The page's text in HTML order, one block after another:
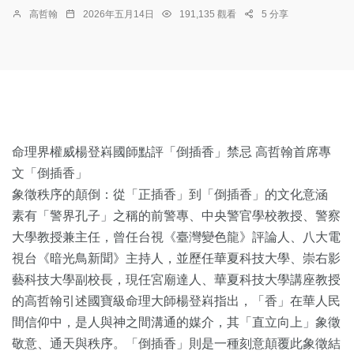
高哲翰 2026年五月14日 191,135 觀看 5 分享
命理界權威楊登嵙國師點評「倒插香」禁忌 高哲翰首席專
文「倒插香」
象徵秩序的顛倒：從「正插香」到「倒插香」的文化意涵
素有「警界孔子」之稱的前警專、中央警官學校教授、警察
大學教授兼主任，曾任台視《臺灣變色龍》評論人、八大電
視台《暗光鳥新聞》主持人，並歷任華夏科技大學、崇右影
藝科技大學副校長，現任宮廟達人、華夏科技大學講座教授
的高哲翰引述國寶級命理大師楊登嵙指出，「香」在華人民
間信仰中，是人與神之間溝通的媒介，其「直立向上」象徵
敬意、通天與秩序。「倒插香」則是一種刻意顛覆此象徵結